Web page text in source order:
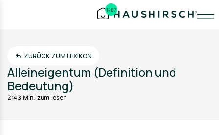
1487
ZURÜCK ZUM LEXIKON
Alleineigentum (Definition und
Bedeutung)
2:43 Min. zum lesen